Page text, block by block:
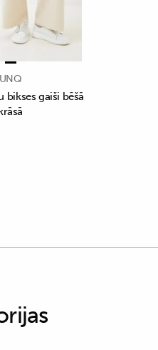
UNQ
bikses gaiši bēšā